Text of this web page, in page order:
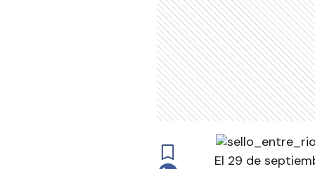
El 29 de